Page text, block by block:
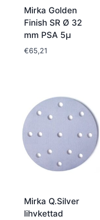
Mirka Golden
Finish SR Ø 32
mm PSA 5µ
€65,21
Mirka Q.Silver
lihvkettad